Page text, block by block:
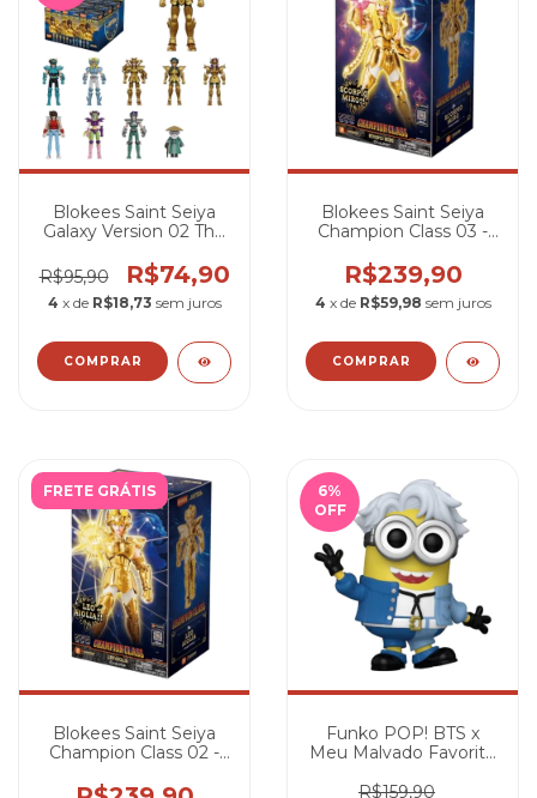
Blokees Saint Seiya
Galaxy Version 02 The
Saints
R$95,90 R$74,90
4 x de R$18,73 sem juros
Blokees Saint Seiya
Champion Class 03 -
R$239,90
4 x de R$59,98 sem juros
FRETE GRÁTIS
Blokees Saint Seiya
Champion Class 02 -
6%
OFF
Funko POP! BTS x
Meu Malvado Favorito
R$159,90